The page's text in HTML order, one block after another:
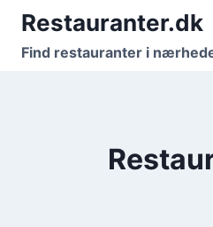
Fortsæt
indhold
Restauranter.dk
Find restauranter i